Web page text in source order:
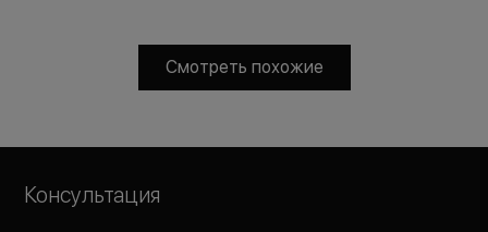
Смотреть похожие
Консультация